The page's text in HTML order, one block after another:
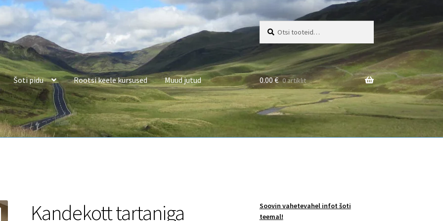
Otsi:
Otsi
Šoti pidu Rootsi keele kursused Muud jutud 0.00€ 0 artiklit
Kandekott tartaniga
Soovin vahetevahel infot šoti
teemal!